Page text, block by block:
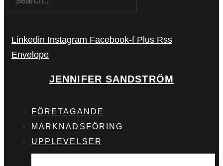
Linkedin Instagram Facebook-f Plus Rss
Envelope
JENNIFER SANDSTRÖM
FÖRETAGANDE
MARKNADSFÖRING
UPPLEVELSER